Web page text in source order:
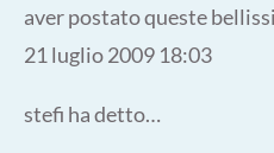
aver postato queste
21 luglio 2009 18:03
stefi ha detto…